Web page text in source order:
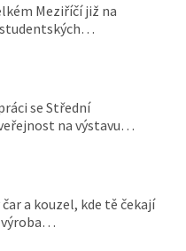
Meziříčí již na
studentských…
se Střední
na výstavu…
a kouzel, kde tě čekají
výroba…